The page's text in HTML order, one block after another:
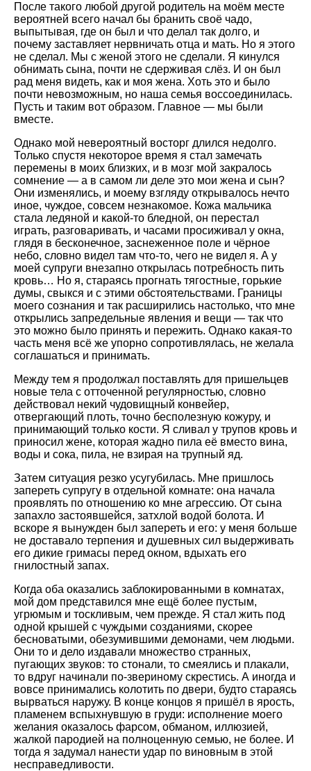
После такого любой другой родитель на моём месте
вероятней всего начал бы бранить своё чадо,
выпытывая, где он был и что делал так долго, и
почему заставляет нервничать отца и мать. Но я этого
не сделал. Мы с женой этого не сделали. Я кинулся
обнимать сына, почти не сдерживая слёз. И он был
рад меня видеть, как и моя жена. Хоть это и было
почти невозможным, но наша семья воссоединилась.
Пусть и таким вот образом. Главное — мы были
вместе.
Однако мой невероятный восторг длился недолго.
Только спустя некоторое время я стал замечать
перемены в моих близких, и в мозг мой закралось
сомнение — а в самом ли деле это мои жена и сын?
Они изменялись, и моему взгляду открывалось нечто
иное, чуждое, совсем незнакомое. Кожа мальчика
стала ледяной и какой-то бледной, он перестал
играть, разговаривать, и часами просиживал у окна,
глядя в бесконечное, заснеженное поле и чёрное
небо, словно видел там что-то, чего не видел я. А у
моей супруги внезапно открылась потребность пить
кровь… Но я, стараясь прогнать тягостные, горькие
думы, свыкся и с этими обстоятельствами. Границы
моего сознания и так расширились настолько, что мне
открылись запредельные явления и вещи — так что
это можно было принять и пережить. Однако какая-то
часть меня всё же упорно сопротивлялась, не желала
соглашаться и принимать.
Между тем я продолжал поставлять для пришельцев
новые тела с отточенной регулярностью, словно
действовал некий чудовищный конвейер,
отвергающий плоть, точно бесполезную кожуру, и
принимающий только кости. Я сливал у трупов кровь и
приносил жене, которая жадно пила её вместо вина,
воды и сока, пила, не взирая на трупный яд.
Затем ситуация резко усугубилась. Мне пришлось
запереть супругу в отдельной комнате: она начала
проявлять по отношению ко мне агрессию. От сына
запахло застоявшейся, затхлой водой болота. И
вскоре я вынужден был запереть и его: у меня больше
не доставало терпения и душевных сил выдерживать
его дикие гримасы перед окном, вдыхать его
гнилостный запах.
Когда оба оказались заблокированными в комнатах,
мой дом представился мне ещё более пустым,
угрюмым и тоскливым, чем прежде. Я стал жить под
одной крышей с чуждыми созданиями, скорее
бесноватыми, обезумившими демонами, чем людьми.
Они то и дело издавали множество странных,
пугающих звуков: то стонали, то смеялись и плакали,
то вдруг начинали по-звериному скрестись. А иногда и
вовсе принимались колотить по двери, будто стараясь
вырваться наружу. В конце концов я пришёл в ярость,
пламенем вспыхнувшую в груди: исполнение моего
желания оказалось фарсом, обманом, иллюзией,
жалкой пародией на полноценную семью, не более. И
тогда я задумал нанести удар по виновным в этой
несправедливости.